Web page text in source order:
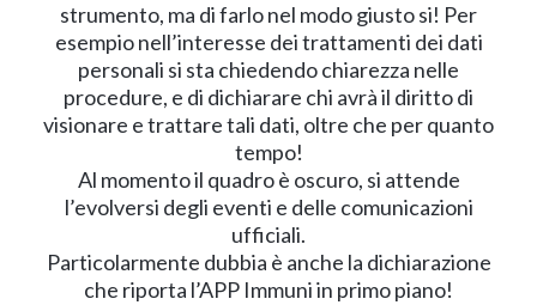
strumento, ma di farlo nel modo giusto si! Per
esempio nell’interesse dei trattamenti dei dati
personali si sta chiedendo chiarezza nelle
procedure, e di dichiarare chi avrà il diritto di
visionare e trattare tali dati, oltre che per quanto
tempo!
Al momento il quadro è oscuro, si attende
l’evolversi degli eventi e delle comunicazioni
ufficiali.
Particolarmente dubbia è anche la dichiarazione
che riporta l’APP Immuni in primo piano!